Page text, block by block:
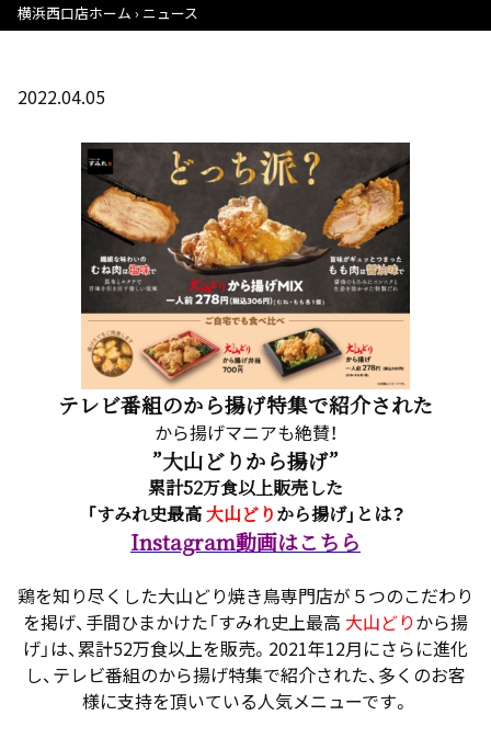
横浜西口店ホーム ニュース
2022.04.05
テレビ番組のから揚げ特集で紹介された
から揚げマニアも絶賛！
”大山どりから揚げ”
累計52万食以上販売した
「すみれ史最高大山どりから揚げ」とは？
Instagram動画はこちら
鶏を知り尽くした大山どり焼き鳥専門店が５つのこだわり
を掲げ、手間ひまかけた「すみれ史上最高 大山どりから揚
げ」は、累計52万食以上を販売。2021年12月にさらに進化
し、テレビ番組のから揚げ特集で紹介された、多くのお客
様に支持を頂いている人気メニューです。